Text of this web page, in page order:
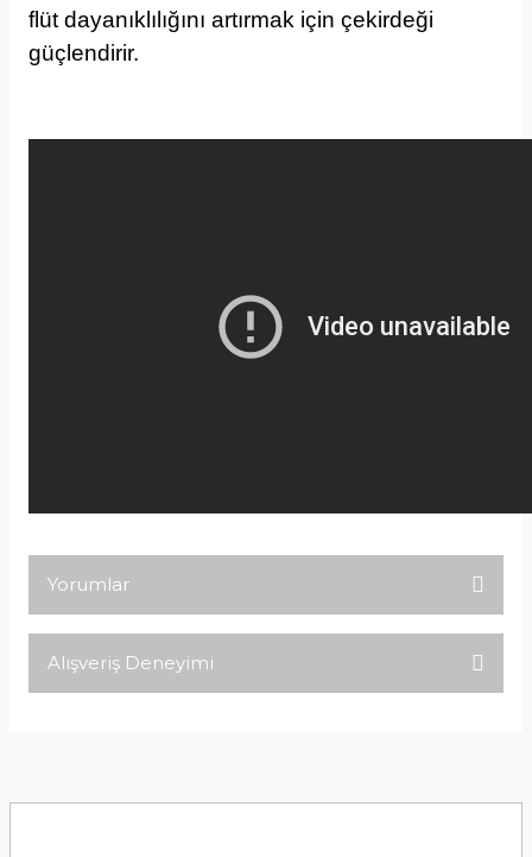
flüt dayanıklılığını artırmak için çekirdeği
güçlendirir.
Yorumlar
Alışveriş Deneyimi